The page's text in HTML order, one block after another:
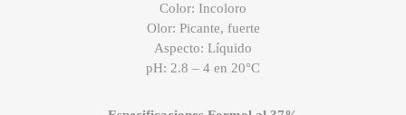
Color: Incoloro
Olor: Picante, fuerte
Aspecto: Líquido
pH: 2.8 – 4 en 20°C